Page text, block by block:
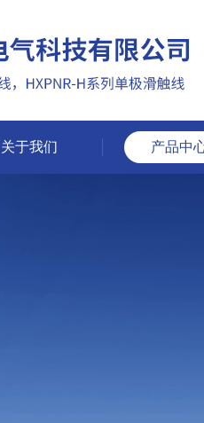
关于我们 产品中